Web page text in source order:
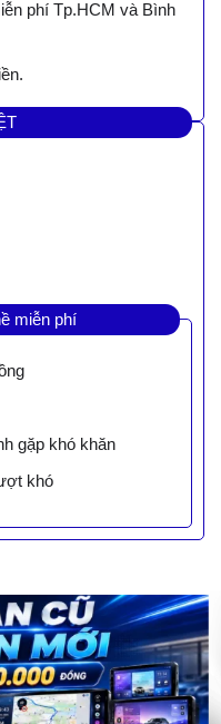
phí Tp.HCM và Bình
miễn phí
gặp khó khăn
khó